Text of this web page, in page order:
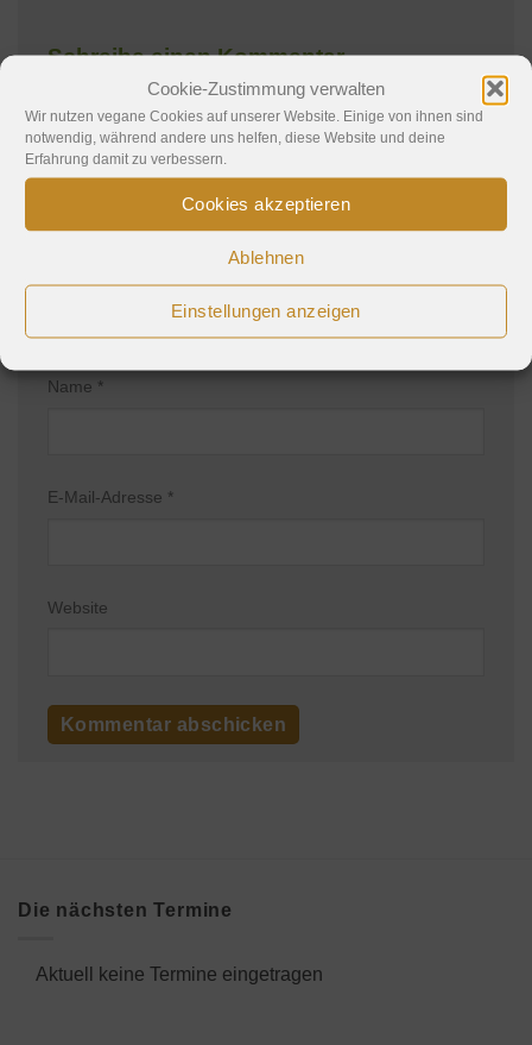
Cookie-Zustimmung verwalten
Wir nutzen vegane Cookies auf unserer Website. Einige von ihnen sind
notwendig, während andere uns helfen, diese Website und deine
Erfahrung damit zu verbessern.
Cookies akzeptieren
Ablehnen
Einstellungen anzeigen
Schreibe einen Kommentar
Deine E-Mail-Adresse wird nicht veröffentlicht.
Erforderliche Felder sind mit*markiert
Kommentar*
Name *
E-Mail-Adresse *
Website
Die nächsten Termine
Aktuell keine Termine eingetragen